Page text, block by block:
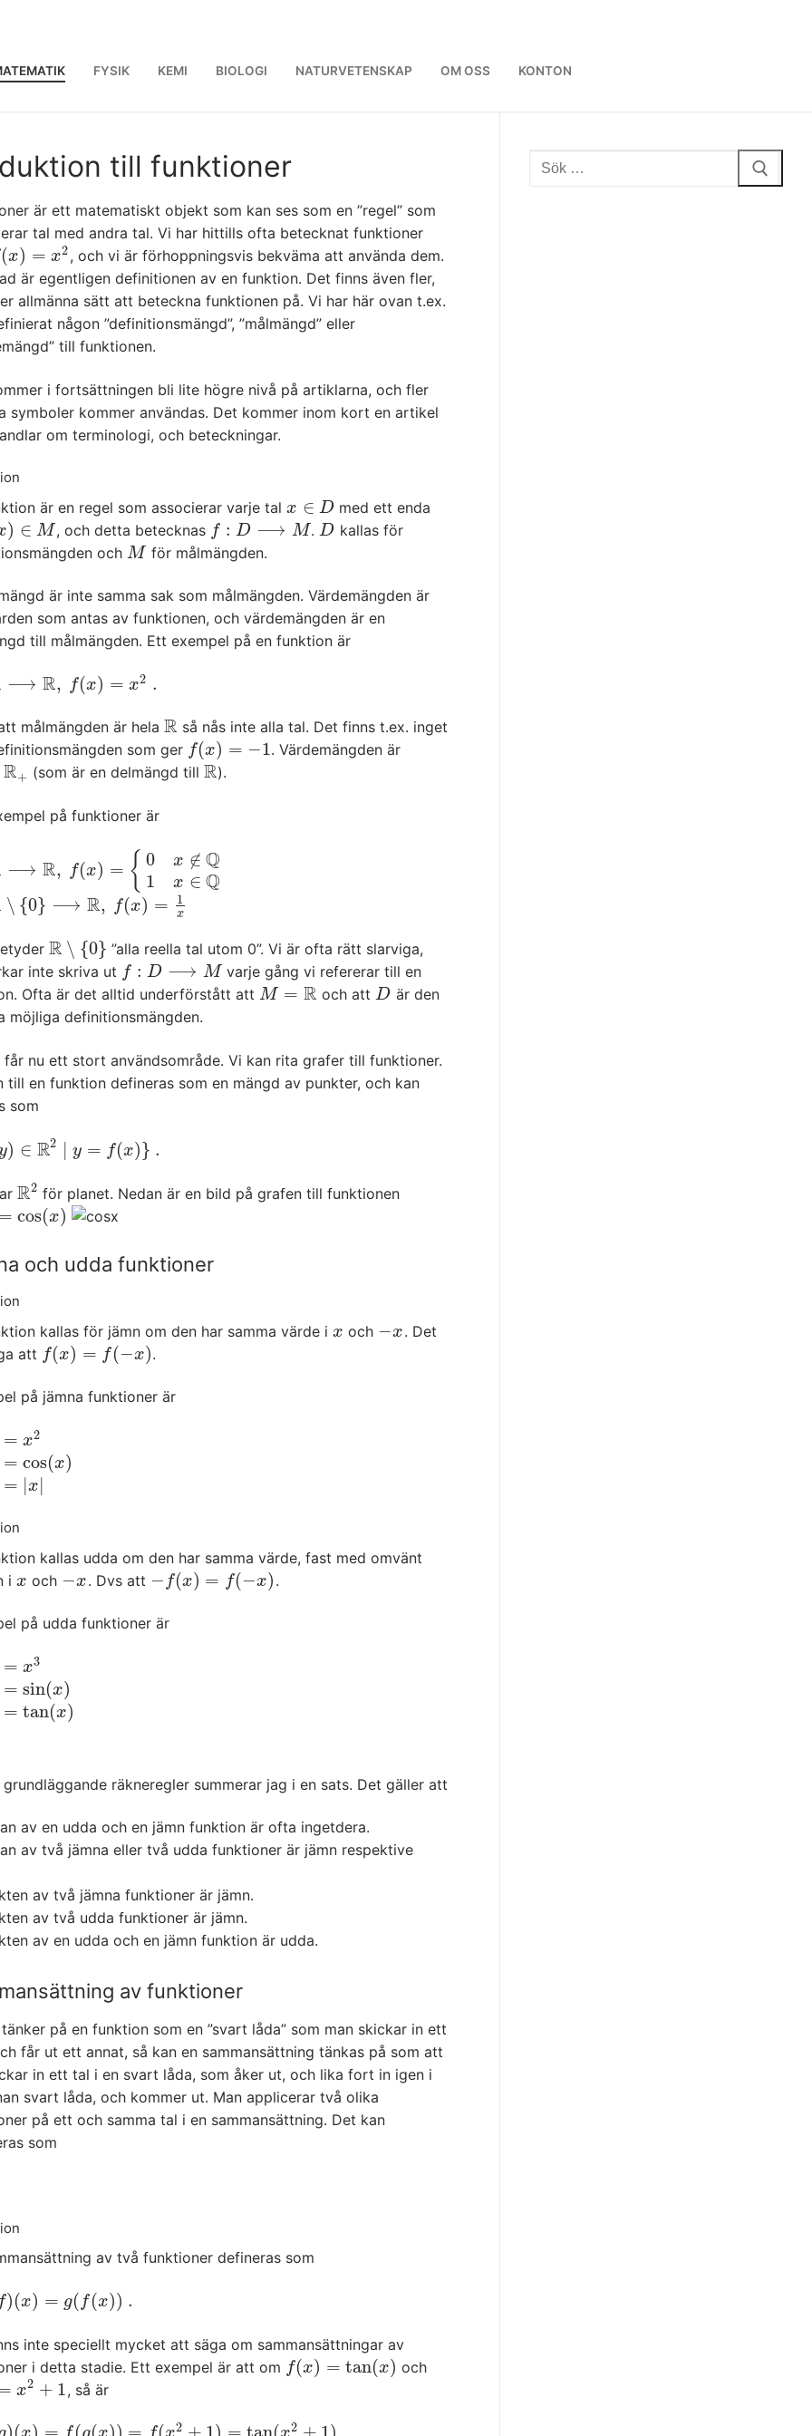
FYSIK KEMI BIOLOGI NATURVETENSKAP OM OSS KONTON
till funktioner
är ett matematiskt objekt som kan ses som en ”regel” som
tal med andra tal. Vi har hittills ofta betecknat funktioner
(x) = x2
x)= 2
, och vi är förhoppningsvis bekväma att använda dem.
är egentligen definitionen av en funktion. Det finns även fler,
allmänna sätt att beteckna funktionen på. Vi har här ovan t.ex.
någon ”definitionsmängd”, ”målmängd” eller
till funktionen.
i fortsättningen bli lite högre nivå på artiklarna, och fler
symboler kommer användas. Det kommer inom kort en artikel
om terminologi, och beteckningar.
är en regel som associerar varje tal x ∈ D
x∈D
med ett enda
) ∈ M
∈ M , och detta betecknas f : D ⟶ M
f:D ⟶M . D
D kallas för
och M
M för målmängden.
är inte samma sak som målmängden. Värdemängden är
som antas av funktionen, och värdemängden är en
till målmängden. Ett exempel på en funktion är
⟶ R, f(x) = x2 .
R, f(x =x2 .
målmängden är hela R
R så nås inte alla tal. Det finns t.ex. inget
som ger f(x) = −1
f(x)= −1
. Värdemängden är
R+
R+ (som är en delmängd tillR
R ).
på funktioner är
⟶ R, f(x) = { 0
1
x ∉ Q
x ∈ Q
R, f(x ={0 x∉Q1 x∈ Q
∖ {0} ⟶ R, f(x) = 1
x
}⟶R , (x)= x
R ∖ {0}
R∖ {0}
”alla reella tal utom 0”. Vi är ofta rätt slarviga,
inte skriva ut f : D ⟶ M
f:D ⟶M
varje gång vi refererar till en
Ofta är det alltid underförstått att M = R
M= R och attD
D är den
möjliga definitionsmängden.
får nu ett stort användsområde. Vi kan rita grafer till funktioner.
till en funktion defineras som en mängd av punkter, och kan
som
) ∈ R2 | y = f(x)} .
∈R 2 | y= x) } .
R2
R2 för planet. Nedan är en bild på grafen till funktionen
= cos(x)
cos (x)
och udda funktioner
kallas för jämn om den har samma värde i x
x och −x
−x . Det
att f(x) = f (−x)
f(x)= (− x) .
på jämna funktioner är
= x2
2
= cos(x)
cos (x)
= |x
x|
kallas udda om den har samma värde, fast med omvänt
i x
x och −x
−x . Dvs att − f(x) = f(−x)
−f (x)=f −x ) .
på udda funktioner är
= x3
3
= sin(x)
sin( x)
= tan(x)
tan (x)
grundläggande räkneregler summerar jag i en sats. Det gäller att
av en udda och en jämn funktion är ofta ingetdera.
av två jämna eller två udda funktioner är jämn respektive
av två jämna funktioner är jämn.
av två udda funktioner är jämn.
av en udda och en jämn funktion är udda.
av funktioner
på en funktion som en ”svart låda” som man skickar in ett
får ut ett annat, så kan en sammansättning tänkas på som att
in ett tal i en svart låda, som åker ut, och lika fort in igen i
svart låda, och kommer ut. Man applicerar två olika
på ett och samma tal i en sammansättning. Det kan
som
av två funktioner defineras som
f)(x) = g( f(x)) .
(x)=g( f(x )) .
inte speciellt mycket att säga om sammansättningar av
i detta stadie. Ett exempel är att om f(x) = tan(x)
f(x)= tan (x) och
x2 + 1
2 +1 , så är
2 2
Sök: